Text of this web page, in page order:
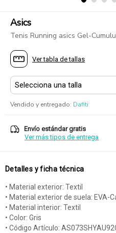
Asics
Tenis Running asics Gel-
Ver tabla de tallas
Vendido y entregado: Dafiti
Envío estándar gratis
Ver más tipos de entrega
Detalles y ficha técnica
• Material exterior: Textil
• Material exterior de suela: EVA-
• Material interior: Textil
• Color: Gris
• Código Artículo: